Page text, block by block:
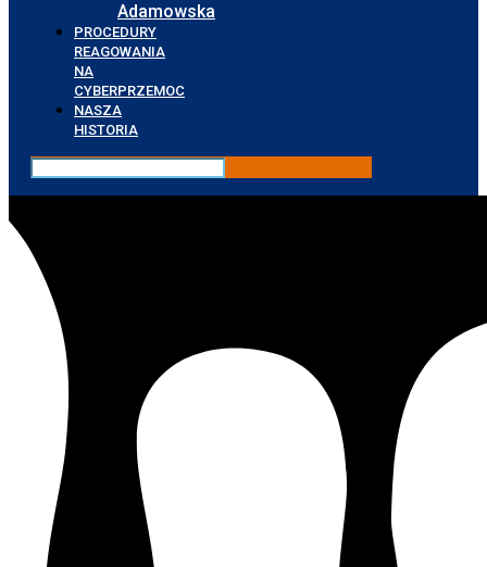
Adamowska
PROCEDURY
REAGOWANIA
NA
CYBERPRZEMOC
NASZA
HISTORIA